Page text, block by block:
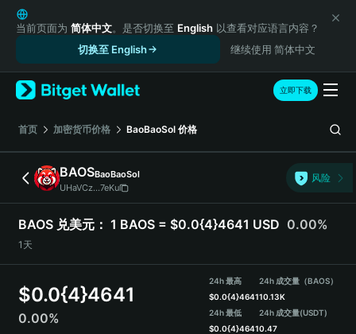
English
日本語
Русский
Español (Latinoamérica)
Türkçe
Italiano
Deutsch
简体中文
繁體中文
Português (Portugal)
Bahasa Indonesia
Español
当前页面为 简体中文。是否切换至 English 以查看对应语言内容？
切换至 English
继续使用 简体中文
立即下载
首页 加密货币价格 BaoBaoSol 价格
BAOSBaoBaoSol
UHaVCz...7eKu
风险
BAOS 兑美元： 1 BAOS = $0.0{4}4641 USD 0.00%
1天
$0.0{4}4641
0.00%
24h 最高
$0.0{4}4641
24h 最低
$0.0{4}4641
24h 成交量（BAOS）
10.13K
24h 成交量(USDT)
0.47